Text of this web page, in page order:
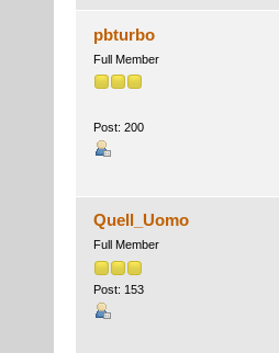
pbturbo
Full Member
Post: 200
Quell_Uomo
Full Member
Post: 153